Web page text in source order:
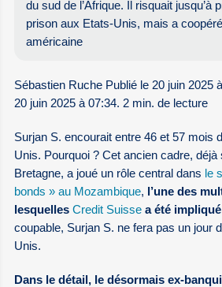
du sud de l’Afrique. Il risquait jusqu’à
prison aux Etats-Unis, mais a
américaine
Sébastien Ruche Publié le 20 juin 2025
20 juin 2025 à 07:34. 2 min. de lecture
Surjan S. encourait entre 46 et 57 mois
Unis. Pourquoi ? Cet ancien cadre,
Bretagne, a joué un rôle central dans le
bonds » au Mozambique, l’une des
lesquellesCredit Suisse a été impliqué
coupable, Surjan S. ne fera pas un jour
Unis.
Dans le détail, le désormais ex-